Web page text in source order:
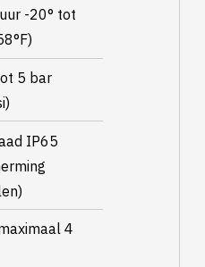
-20° tot
5 bar
IP65
4